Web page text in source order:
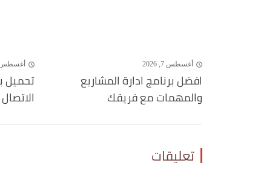
أغسطس 7, 2026
افضل برنامج ادارة المشاريع
والمهمات مع فريقك
أغسطس 6,
تحميل
تعليقات